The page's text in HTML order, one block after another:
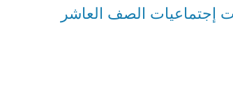
إجتماعيات الصف العاشر